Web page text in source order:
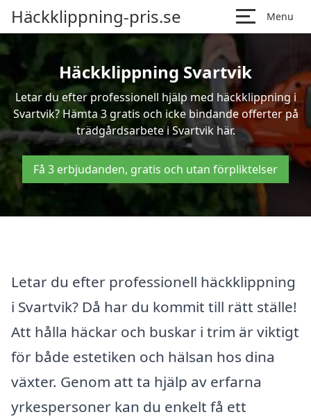
Häckklippning-pris.se Menu
Häckklippning Svartvik
Letar du efter professionell hjälp med häckklippning i
Svartvik? Hämta 3 gratis och icke bindande offerter på
trädgårdsarbete i Svartvik här.
Få 3 erbjudanden, gratis och utan förpliktelser
Letar du efter professionell häckklippning
i Svartvik? Då har du kommit till rätt ställe!
Att hålla häckar och buskar i trim är viktigt
för både estetiken och hälsan hos dina
växter. Genom att ta hjälp av erfarna
yrkespersoner kan du enkelt få ett